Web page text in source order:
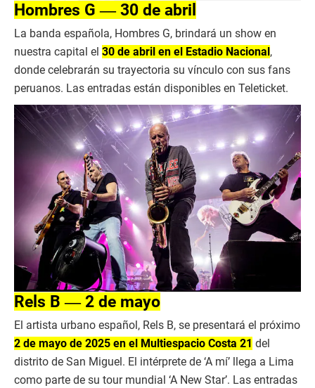
Hombres G ― 30 de abril
La banda española, Hombres G, brindará un show en
nuestra capital el 30 de abril en el Estadio Nacional ,
donde celebrarán su trayectoria su vínculo con sus fans
peruanos. Las entradas están disponibles en Teleticket.
Rels B ― 2 de mayo
El artista urbano español, Rels B, se presentará el próximo
2 de mayo de 2025 en el Multiespacio Costa 21 del
distrito de San Miguel. El intérprete de ‘A mí’ llega a Lima
como parte de su tour mundial ‘A New Star’. Las entradas